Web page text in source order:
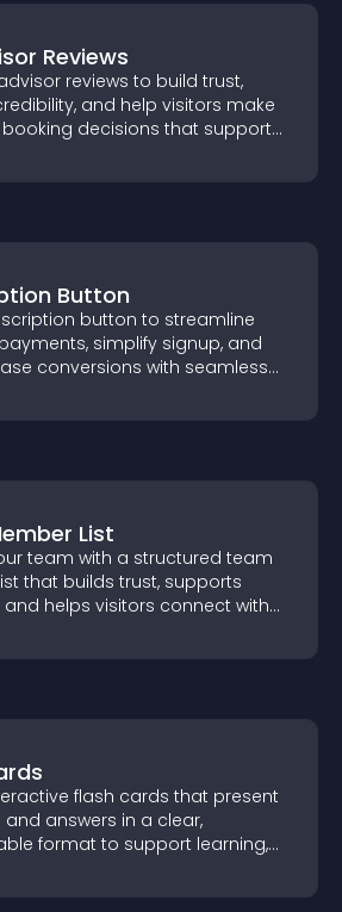
Reviews
reviews to build trust,
and help visitors make
decisions that support
Button
button to streamline
simplify signup, and
conversions with seamless
List
team with a structured team
that builds trust, supports
and helps visitors connect with
flash cards that present
answers in a clear,
format to support learning,